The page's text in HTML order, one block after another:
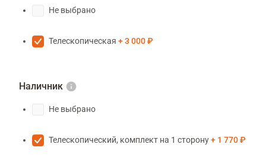
Не выбрано
Телескопическая 3 000 ₽
Наличник
Не выбрано
Телескопический, комплект на 1 сторону 1 770 ₽